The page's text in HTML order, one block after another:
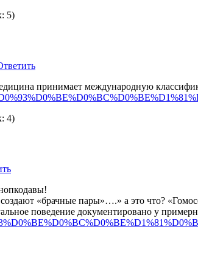
5)
принимает международную
4)
«брачные пары»….» а это что?
поведение документировано у